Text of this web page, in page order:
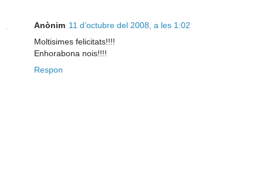
Anònim 11 d’octubre del 2008, a les 1:02
Moltisimes felicitats!!!!
Enhorabona nois!!!!
Respon